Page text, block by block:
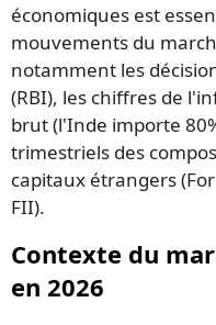
économiques est
mouvements du
notamment les
(RBI), les chiffres de
brut (l'Inde importe
trimestriels des
capitaux étrangers
FII).
Contexte du
en 2026